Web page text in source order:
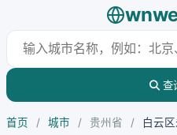
查
首页 / 城市 / 贵州省 / 白云